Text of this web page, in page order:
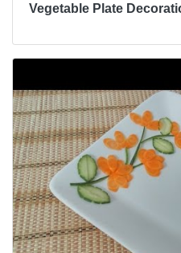
Vegetable Plate